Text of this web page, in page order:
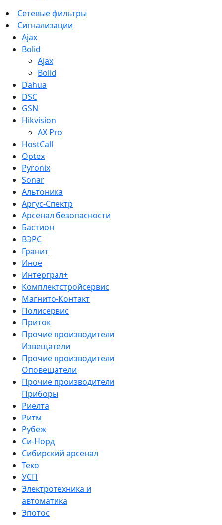
Сетевые фильтры
Сигнализации
Ajax
Bolid
Ajax
Bolid
Dahua
DSC
GSN
Hikvision
AX Pro
HostCall
Optex
Pyronix
Sonar
Альтоника
Аргус-Спектр
Арсенал безопасности
Бастион
ВЭРС
Гранит
Иное
Интерграл+
Комплектстройсервис
Магнито-Контакт
Полисервис
Приток
Прочие производители
Извещатели
Прочие производители
Оповещатели
Прочие производители
Приборы
Риелта
Ритм
Рубеж
Си-Норд
Сибирский арсенал
Теко
УСП
Электротехника и
автоматика
Эпотос